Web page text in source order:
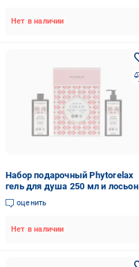
Нет в наличии
Набор подарочный Phytorelax
гель для душа 250 мл и лосьон
для тела кокос 250 мл
оценить
Нет в наличии